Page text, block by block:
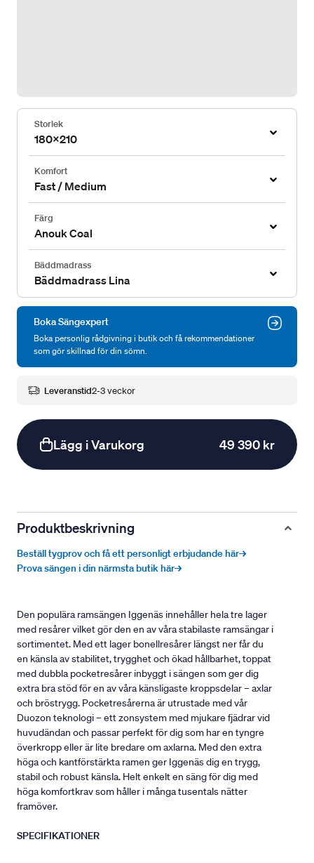
Storlek
180x210
Komfort
Fast / Medium
Färg
Anouk Coal
Bäddmadrass
Bäddmadrass Lina
Boka Sängexpert
Boka personlig rådgivning i butik och få rekommendationer
som gör skillnad för din sömn.
Leveranstid2-3 veckor
Lägg i Varukorg 49 390 kr
Produktbeskrivning
Beställ tygprov och få ett personligt erbjudande här→
Prova sängen i din närmsta butik här→
Den populära ramsängen Iggenäs innehåller hela tre lager
med resårer vilket gör den en av våra stabilaste ramsängar i
sortimentet. Med ett lager bonellresårer längst ner får du
en känsla av stabilitet, trygghet och ökad hållbarhet, toppat
med dubbla pocketresårer inbyggt i sängen som ger dig
extra bra stöd för en av våra känsligaste kroppsdelar – axlar
och bröstrygg. Pocketresårerna är utrustade med vår
Duozon teknologi – ett zonsystem med mjukare fjädrar vid
huvudändan och passar perfekt för dig som har en tyngre
överkropp eller är lite bredare om axlarna. Med den extra
höga och kantförstärkta ramen ger Iggenäs dig en trygg,
stabil och robust känsla. Helt enkelt en säng för dig med
höga komfortkrav som håller i många tusentals nätter
framöver.
SPECIFIKATIONER